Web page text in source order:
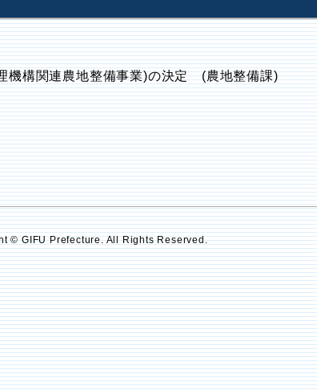
機構関連農地整備事業)の決定 (農地整備課)
© GIFU Prefecture. All Rights Reserved.